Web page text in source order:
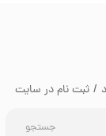
جستجو
/ ثبت نام در سایت